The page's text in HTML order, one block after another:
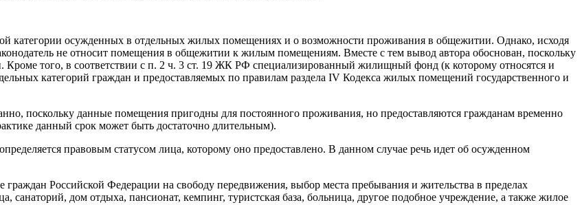
категории осужденных в отдельных жилых помещениях и о возможности проживания в общежитии. Однако, исходя
не относит помещения в общежитии к жилым помещениям. Вместе с тем вывод автора обоснован, поскольку
того, в соответствии с п. 2 ч. 3 ст. 19 ЖК РФ специализированный жилищный фонд (к которому относятся и
категорий граждан и предоставляемых по правилам раздела IV Кодекса жилых помещений государственного и
поскольку данные помещения пригодны для постоянного проживания, но предоставляются гражданам временно
данный срок может быть достаточно длительным).
правовым статусом лица, которому оно предоставлено. В данном случае речь идет об осужденном
Российской Федерации на свободу передвижения, выбор места пребывания и жительства в пределах
дом отдыха, пансионат, кемпинг, туристская база, больница, другое подобное учреждение, а также жилое